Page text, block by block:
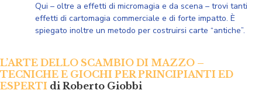
Qui – oltre a effetti di micromagia e da scena – trovi tanti
effetti di cartomagia commerciale e di forte impatto. È
spiegato inoltre un metodo per costruirsi carte “antiche”.
L’ARTE DELLO SCAMBIO DI MAZZO –
TECNICHE E GIOCHI PER PRINCIPIANTI ED
ESPERTI di Roberto Giobbi